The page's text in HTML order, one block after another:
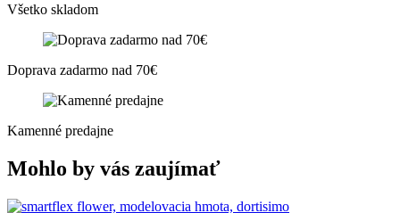
Všetko skladom
Doprava zadarmo nad 70€
Kamenné predajne
Mohlo by vás zaujímať